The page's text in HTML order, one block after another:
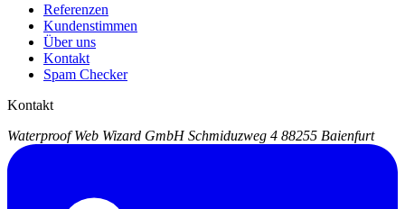
Referenzen
Kundenstimmen
Über uns
Kontakt
Spam Checker
Kontakt
Waterproof Web Wizard GmbH Schmiduzweg 4 88255 Baienfurt